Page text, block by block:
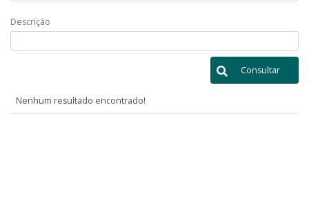
Descrição
Consultar
Nenhum resultado encontrado!